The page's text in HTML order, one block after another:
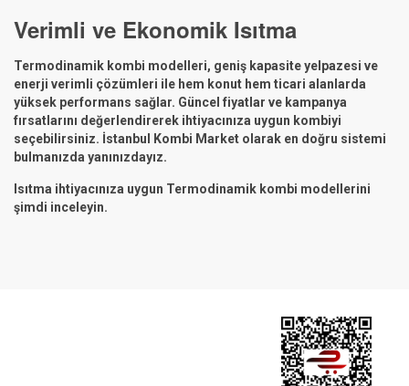
Verimli ve Ekonomik Isıtma
Termodinamik kombi modelleri, geniş kapasite yelpazesi ve
enerji verimli çözümleri ile hem konut hem ticari alanlarda
yüksek performans sağlar. Güncel fiyatlar ve kampanya
fırsatlarını değerlendirerek ihtiyacınıza uygun kombiyi
seçebilirsiniz. İstanbul Kombi Market olarak en doğru sistemi
bulmanızda yanınızdayız.
Isıtma ihtiyacınıza uygun Termodinamik kombi modellerini
şimdi inceleyin.